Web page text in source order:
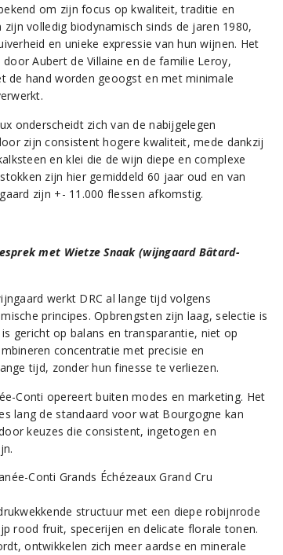
om zijn focus op kwaliteit, traditie en
volledig biodynamisch sinds de jaren 1980,
en unieke expressie van hun wijnen. Het
Aubert de Villaine en de familie Leroy,
de hand worden geoogst en met minimale
onderscheidt zich van de nabijgelegen
zijn consistent hogere kwaliteit, mede dankzij
en klei die de wijn diepe en complexe
zijn hier gemiddeld 60 jaar oud en van
zijn +- 11.000 flessen afkomstig.
met Wietze Snaak (wijngaard Bâtard-
werkt DRC al lange tijd volgens
principes. Opbrengsten zijn laag, selectie is
gericht op balans en transparantie, niet op
concentratie met precisie en
tijd, zonder hun finesse te verliezen.
Conti opereert buiten modes en marketing. Het
lang de standaard voor wat Bourgogne kan
keuzes die consistent, ingetogen en
structuur met een diepe robijnrode
rood fruit, specerijen en delicate florale tonen.
ontwikkelen zich meer aardse en minerale